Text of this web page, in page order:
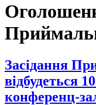
Засідання
відбудеться
конференц-